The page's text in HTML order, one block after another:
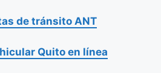
de tránsito ANT
Quito en línea